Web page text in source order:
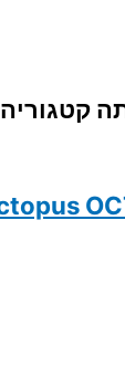
קטגוריה